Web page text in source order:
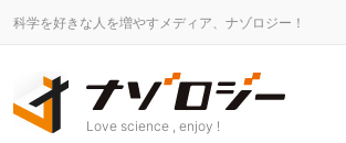
科学を好きな人を増やすメディア、ナゾロジー！
Love science , enjoy !